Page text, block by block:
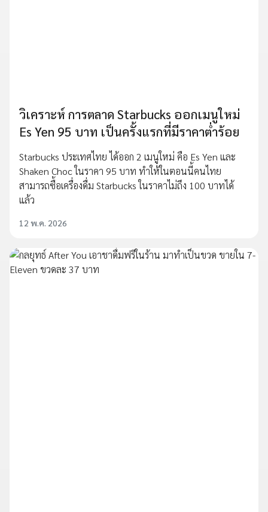
วิเคราะห์ การตลาด Starbucks ออกเมนูใหม่
Es Yen 95 บาท เป็นครั้งแรกที่มีราคาต่ำร้อย
Starbucks ประเทศไทย ได้ออก 2 เมนูใหม่ คือ Es Yen และ
Shaken Choc ในราคา 95 บาท ทำให้ในตอนนี้คนไทย
สามารถซื้อเครื่องดื่ม Starbucks ในราคาไม่ถึง 100 บาทได้
แล้ว
12 พ.ค. 2026